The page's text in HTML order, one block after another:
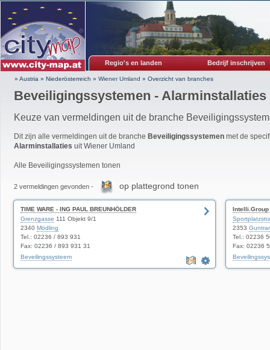
Regio's en landen Bedrijf inschrijven
» Austria » Niederösterreich » Wiener Umland » Overzicht van branches
Beveiligingssystemen - Alarminstallaties
Keuze van vermeldingen uit de branche
Dit zijn alle vermeldingen uit de branche Beveiligingssystemen met de
Alarminstallaties uit Wiener Umland
Alle Beveiligingssystemen tonen
2 vermeldingen gevonden - op plattegrond tonen
TIME WARE - ING PAUL BREUNHÖLDER
Grenzgasse 111 Objekt 9/1
2340 Mödling
Tel.: 02236 / 893 931
Fax: 02236 / 893 931 31
Beveilingssysteem
Intelli.Group
2353
Tel.: 02236
Fax: 02236